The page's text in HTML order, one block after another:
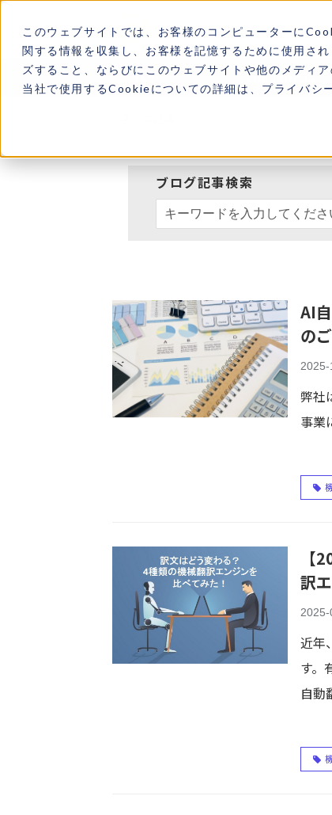
このウェブサイトでは、お客様のコンピューターに
関する情報を収集し、お客様を記憶するために使用さ
ズすること、ならびにこのウェブサイトや他のメディ
当社で使用するCookieについての詳細は、プライバシ
TOP LDX labとは
ブログ記事検索
AI
の
2025-
弊社
事業
【
訳
2025-
近年
す。
自動